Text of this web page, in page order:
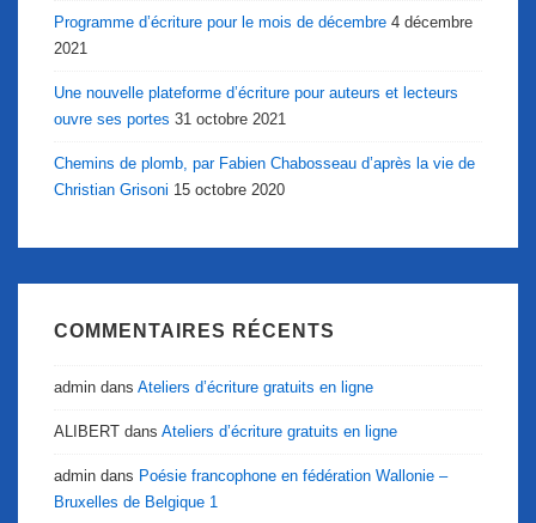
Programme d’écriture pour le mois de décembre 4 décembre
2021
Une nouvelle plateforme d’écriture pour auteurs et lecteurs
ouvre ses portes 31 octobre 2021
Chemins de plomb, par Fabien Chabosseau d’après la vie de
Christian Grisoni 15 octobre 2020
COMMENTAIRES RÉCENTS
admin dans Ateliers d’écriture gratuits en ligne
ALIBERT dans Ateliers d’écriture gratuits en ligne
admin dans Poésie francophone en fédération Wallonie –
Bruxelles de Belgique 1